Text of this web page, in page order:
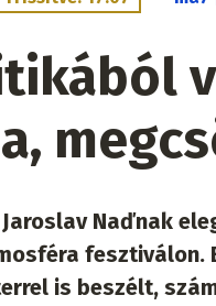
Naďnak
fesztiválon.
is beszélt,